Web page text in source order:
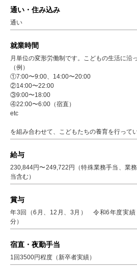
通い・住み込み
通い
就業時間
月単位の変形労働制です。こどもの生活に沿
（例）
①7:00〜9:00、14:00〜20:00
②14:00〜22:00
③9:00〜18:00
④22:00〜6:00（宿直）
etc
を組み合わせて、こどもたちの養育を行ってい
給与
230,844円〜249,722円（特殊業務手当、業
当含む）
賞与
年3回（6月、12月、3月） 令和6年度実
分）
宿直・夜勤手当
1回3500円程度（新卒者実績）